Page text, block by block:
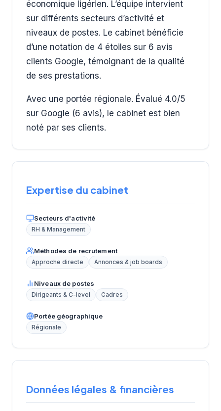
économique ligérien. L’équipe intervient
sur différents secteurs d’activité et
niveaux de postes. Le cabinet bénéficie
d’une notation de 4 étoiles sur 6 avis
clients Google, témoignant de la qualité
de ses prestations.
Avec une portée régionale. Évalué 4.0/5
sur Google (6 avis), le cabinet est bien
noté par ses clients.
Expertise du cabinet
Secteurs d'activité
RH & Management
Méthodes de recrutement
Approche directe Annonces & job boards
Niveaux de postes
Dirigeants & C-level Cadres
Portée géographique
Régionale
Données légales & financières